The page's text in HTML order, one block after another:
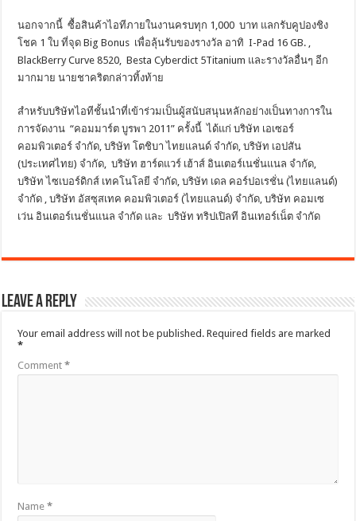
นอกจากนี้ ซื้อสินค้าไอทีภายในงานครบทุก 1,000 บาท แลกรับคูปองชิง
โชค 1 ใบ ที่จุด Big Bonus เพื่อลุ้นรับของรางวัล อาทิ I-Pad 16 GB. ,
BlackBerry Curve 8520, Besta Cyberdict 5Titanium และรางวัลอื่นๆ อีก
มากมาย นายชาคริตกล่าวทิ้งท้าย
สำหรับบริษัทไอทีชั้นนำที่เข้าร่วมเป็นผู้สนับสนุนหลักอย่างเป็นทางการใน
การจัดงาน “คอมมาร์ต บูรพา 2011” ครั้งนี้ ได้แก่ บริษัท เอเซอร์
คอมพิวเตอร์ จำกัด, บริษัท โตชิบา ไทยแลนด์ จำกัด, บริษัท เอปสัน
(ประเทศไทย) จำกัด, บริษัท ฮาร์ดแวร์ เฮ้าส์ อินเตอร์เนชั่นแนล จำกัด,
บริษัท ไซเบอร์ดิกส์ เทคโนโลยี จำกัด, บริษัท เดล คอร์ปอเรชั่น (ไทยแลนด์)
จำกัด , บริษัท อัสซุสเทค คอมพิวเตอร์ (ไทยแลนด์) จำกัด, บริษัท คอมเซ
เว่น อินเตอร์เนชั่นแนล จำกัด และ บริษัท ทริปเปิลที อินเทอร์เน็ต จำกัด
Leave a Reply
Your email address will not be published. Required fields are marked
*
Comment*
Name*